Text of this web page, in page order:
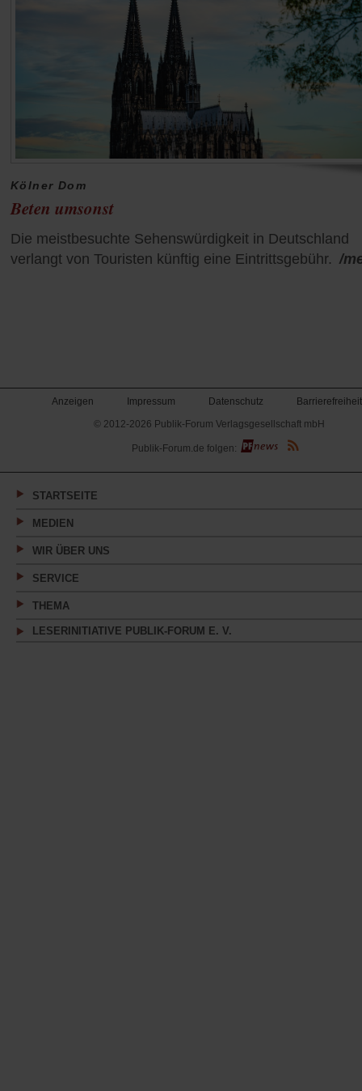
Kölner Dom
Beten umsonst
Die meistbesuchte Sehenswürdigkeit in Deutschland
verlangt von Touristen künftig eine Eintrittsgebühr. /
Anzeigen Impressum Datenschutz
Barrierefreiheit
© 2012-2026 Publik-Forum Verlagsgesellschaft mbH
(Öffnet
in
neuen
Publik-Forum.de folgen:
STARTSEITE
MEDIEN
WIR ÜBER UNS
SERVICE
THEMA
LESERINITIATIVE PUBLIK-FORUM E. V.